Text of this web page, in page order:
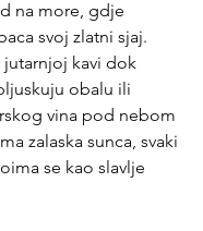
na more, gdje
svoj zlatni sjaj.
jutarnjoj kavi dok
obalu ili
vina pod nebom
zalaska sunca, svaki
se kao slavlje